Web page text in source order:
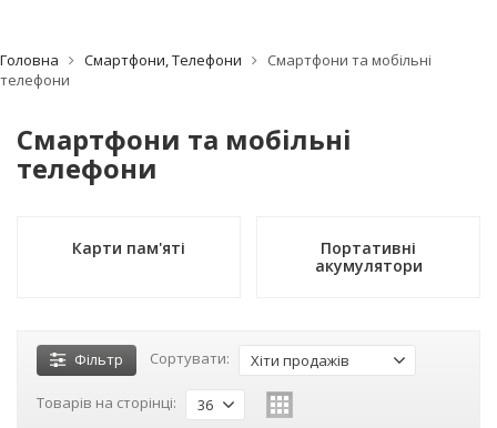
Головна Смартфони, Телефони
Смартфони та мобільні
телефони
Смартфони та мобільні
телефони
Карти пам'яті
Портативні
акумулятори
Фільтр Сортувати: Хіти продажів
Товарів на сторінці: 36